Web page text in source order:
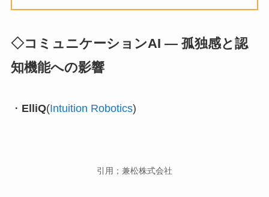
◇コミュニケーションAI ― 孤独感と認
知機能への影響
・ ElliQ(Intuition Robotics)
引用；兼松株式会社